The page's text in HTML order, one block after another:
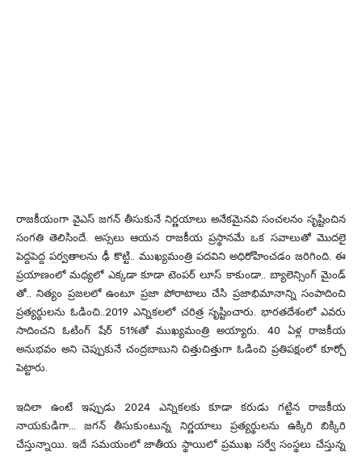
రాజకీయంగా వైఎస్ జగన్ తీసుకునే నిర్ణయాలు అనేకమైనవి సంచలనం సృష్టించిన
సంగతి తెలిసిందే. అస్సలు ఆయన రాజకీయ ప్రస్థానమే ఒక సవాలుతో మొదలై
పెద్దపెద్ద పర్వతాలను ఢీ కొట్టి.. ముఖ్యమంత్రి పదవిని అధిరోహించడం జరిగింది. ఈ
ప్రయాణంలో మధ్యలో ఎక్కడా కూడా టెంపర్ లూస్ కాకుండా.. బ్యాలెన్సింగ్ మైండ్
తో.. నిత్యం ప్రజలలో ఉంటూ ప్రజా పోరాటాలు చేసి ప్రజాభిమానాన్ని సంపాదించి
ప్రత్యర్ధులను ఓడించి..2019 ఎన్నికలలో చరిత్ర సృష్టించారు. భారతదేశంలో ఎవరు
సాదించని ఓటింగ్ షేర్ 51%తో ముఖ్యమంత్రి అయ్యారు. 40 ఏళ్ల రాజకీయ
అనుభవం అని చెప్పుకునే చంద్రబాబుని చిత్తుచిత్తుగా ఓడించి ప్రతిపక్షంలో కూర్చో
పెట్టారు.
ఇదిలా ఉంటే ఇప్పుడు 2024 ఎన్నికలకు కూడా కరుడు గట్టిన రాజకీయ
నాయకుడిగా… జగన్ తీసుకుంటున్న నిర్ణయాలు ప్రత్యర్థులను ఉక్కిరి బిక్కిరి
చేస్తున్నాయి. ఇదే సమయంలో జాతీయ స్థాయిలో ప్రముఖ సర్వే సంస్థలు చేస్తున్న